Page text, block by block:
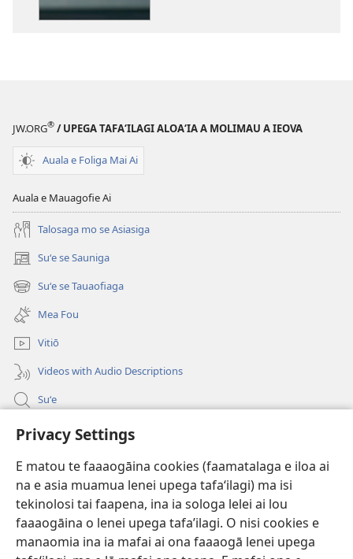
Privacy Settings
E matou te faaaogāina cookies (faamatalaga e iloa ai
na e asia muamua lenei upega tafaʻilagi) ma isi
tekinolosi tai faapena, ina ia sologa lelei ai lou
faaaogāina o lenei upega tafa’ilagi. O nisi cookies e
manaomia ina ia mafai ai ona faaaogā lenei upega
le
JW.ORG® / UPEGA TAFA‘ILAGI ALOA‘IA A MOLIMAU A IEOVA
Auala e Foliga Mai Ai
Auala e Mauagofie Ai
Talosaga mo se Asiasiga
Suʻe se Sauniga
(tatala
se
isi
polokalame)
Suʻe se Tauaofiaga
(tatala
se
isi
polokalame)
Mea Fou
Vitiō
Videos with Audio Descriptions
Suʻe
Faamatalaga mo Ofisa o le Malo
(tatala
se
isi
polokalame)
Lomiga Faale-Tusi Paia I LE INITANETI™
(tatala